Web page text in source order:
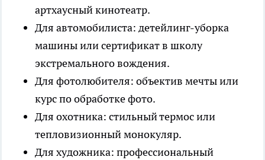
артхаусный кинотеатр.
Для автомобилиста: детейлинг-уборка
машины или сертификат в школу
экстремального вождения.
Для фотолюбителя: объектив мечты или
курс по обработке фото.
Для охотника: стильный термос или
тепловизионный монокуляр.
Для художника: профессиональный